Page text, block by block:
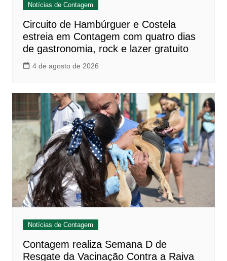
Notícias de Contagem
Circuito de Hambúrguer e Costela
estreia em Contagem com quatro dias
de gastronomia, rock e lazer gratuito
4 de agosto de 2026
Notícias de Contagem
Contagem realiza Semana D de
Resgate da Vacinação Contra a Raiva